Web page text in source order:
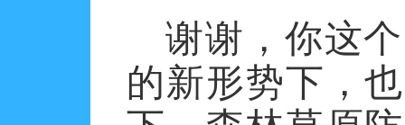
谢谢，你这
的新形势下，